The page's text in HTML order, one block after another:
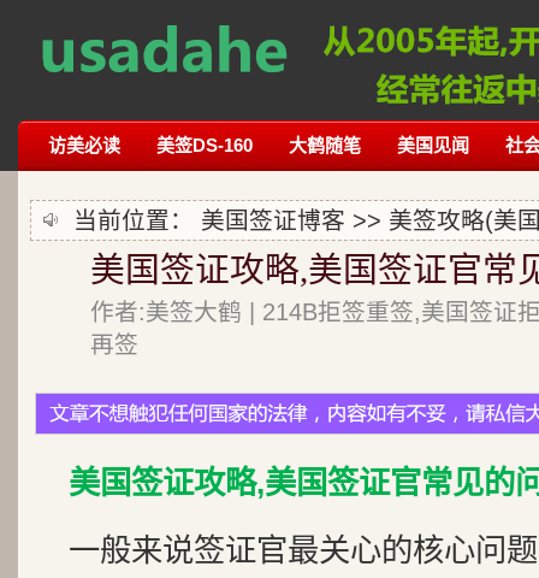
访美必读 美签DS-160 大鹤随笔 美国见闻 社
当前位置： 美国签证博客 >> 美签攻略(美
美国签证攻略,美国签证官常
作者:美签大鹤 | 214B拒签重签,美国签证
再签
美国签证攻略,美国签证官常见的
一般来说签证官最关心的核心问